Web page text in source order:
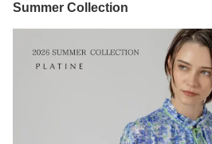
Summer Collection